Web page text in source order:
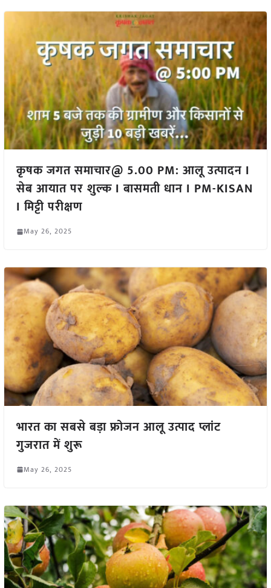
कृषक जगत समाचार@ 5.00 PM: आलू उत्पादन I
सेब आयात पर शुल्क I बासमती धान I PM-KISAN
I मिट्टी परीक्षण
May 26, 2025
भारत का सबसे बड़ा फ्रोजन आलू उत्पाद प्लांट
गुजरात में शुरू
May 26, 2025